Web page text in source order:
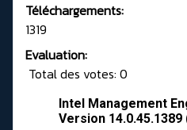
Téléchargements:
1319
Evaluation:
Total des votes: 0
Intel Management
Version